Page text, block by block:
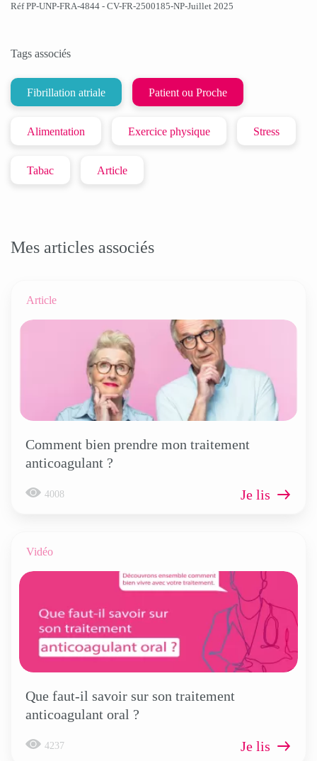
Réf PP-UNP-FRA-4844 - CV-FR-2500185-NP-Juillet 2025
Tags associés
Fibrillation atriale Patient ou Proche
Alimentation Exercice physique Stress
Tabac Article
Mes articles associés
Article
Comment bien prendre mon traitement
anticoagulant ?
4008 Je lis
Vidéo
Que faut-il savoir sur son traitement
anticoagulant oral ?
4237 Je lis